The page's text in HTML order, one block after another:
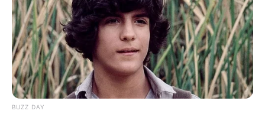
BUZZ DAY